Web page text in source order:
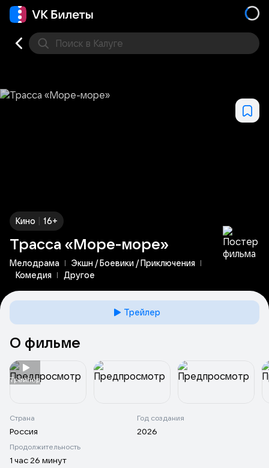
Поиск в Калуге
Кино | 16+
Трасса «Море-море»
Мелодрама
Экшн / Боевики / Приключения
Комедия
Другое
Трейлер
О фильме
Tрейлер
Страна
Россия
Год создания
2026
Продолжительность
1 час 26 минут